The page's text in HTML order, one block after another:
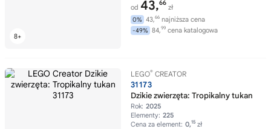
od 43,66
zł
0% 43,66 najniższa cena
-49% 84,99 cena katalogowa
LEGO® CREATOR
31173
Dzikie zwierzęta: Tropikalny tukan
Rok: 2025
Elementy: 225
Cena za element: 0,15 zł